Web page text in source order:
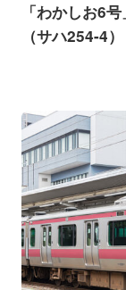
「わかしお6
（サハ254-4）